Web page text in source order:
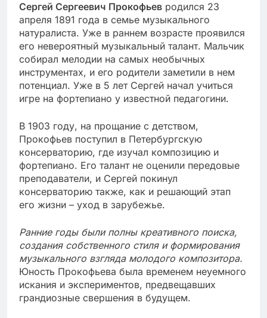
Сергей Сергеевич Прокофьев родился 23
апреля 1891 года в семье музыкального
натуралиста. Уже в раннем возрасте проявился
его невероятный музыкальный талант. Мальчик
собирал мелодии на самых необычных
инструментах, и его родители заметили в нем
потенциал. Уже в 5 лет Сергей начал учиться
игре на фортепиано у известной педагогини.
В 1903 году, на прощание с детством,
Прокофьев поступил в Петербургскую
консерваторию, где изучал композицию и
фортепиано. Его талант не оценили передовые
преподаватели, и Сергей покинул
консерваторию также, как и решающий этап
его жизни – уход в зарубежье.
Ранние годы были полны креативного поиска,
создания собственного стиля и формирования
музыкального взгляда молодого композитора.
Юность Прокофьева была временем неуемного
искания и экспериментов, предвещавших
грандиозные свершения в будущем.